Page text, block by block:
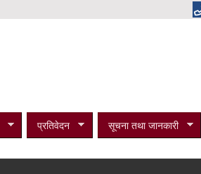
प्रतिवेदन सूचना तथा जानकारी